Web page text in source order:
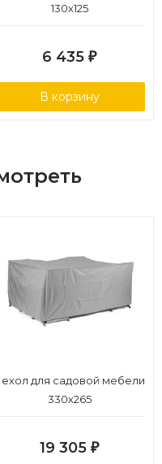
130х125
6 435 ₽
В корзину
для садовой мебели
330х265
19 305 ₽